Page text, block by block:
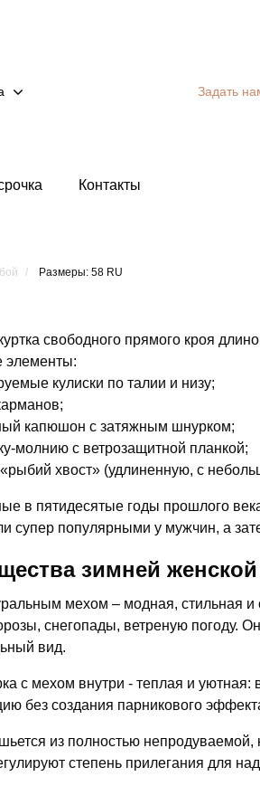
Задать
Контакты
Размеры: 58 RU
свободного прямого кроя
элементы:
кулиски по талии и низу;
капюшон с затяжным шнурком;
молнию с ветрозащитной планкой;
хвост» (удлиненную, с
в пятидесятые годы прошлого
супер популярными у мужчин, а
зимней
мехом – модная, стильная
снегопады, ветреную погоду.
вид.
с мехом внутри - теплая и уютная:
без создания парникового
из полностью
степень прилегания для